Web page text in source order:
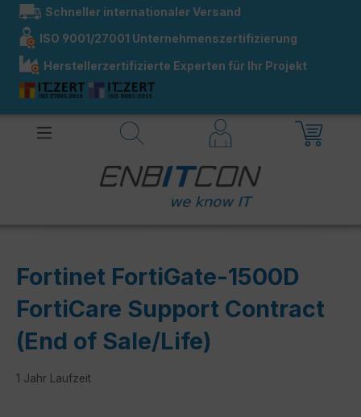
springen
Schneller internationaler Versand
ISO 9001/27001 Unternehmenszertifizierung
Herstellerzertifizierte Experten für Ihr Projekt
Fortinet FortiGate-1500D
FortiCare Support Contract
(End of Sale/Life)
1 Jahr Laufzeit